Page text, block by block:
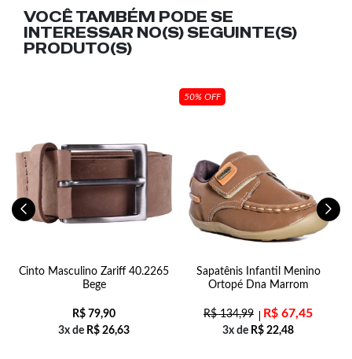
VOCÊ TAMBÉM PODE SE
INTERESSAR NO(S) SEGUINTE(S)
PRODUTO(S)
Cinto Masculino Zariff 40.2265
Bege
R$ 79,90
3x de R$ 26,63
50% OFF
Sapatênis Infantil Menino
Ortopé Dna Marrom
R$134,99 R$ 67,45
3x de R$ 22,48